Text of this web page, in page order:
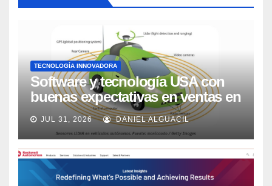
TECNOLOGÍA INNOVADORA
Software y tecnología USA con
buenas expectativas en ventas en
los próximos 2 años, según
Market Watch
JUL 31, 2026 DANIEL ALGUACIL